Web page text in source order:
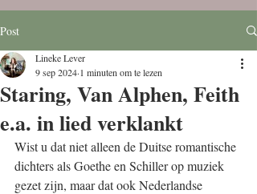
Post
Staring, Van Alphen, Feith
e.a. in lied verklankt
Lineke Lever
9 sep 2024 1 minuten om te lezen
Wist u dat niet alleen de Duitse romantische
dichters als Goethe en Schiller op muziek
gezet zijn, maar dat ook Nederlandse